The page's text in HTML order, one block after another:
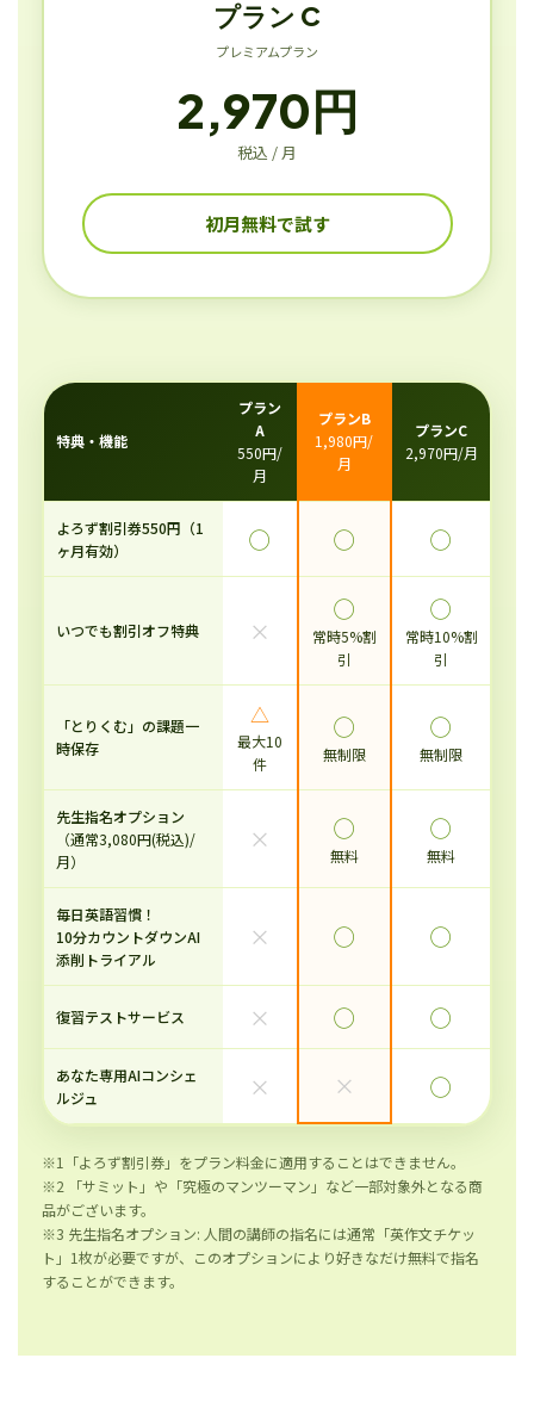
プラン C
プレミアムプラン
2,970円
税込 / 月
初月無料で試す
特典・機能
プラン
A
550円/
月
プランB
1,980円/
月
プランC
2,970円/月
よろず割引券550円（1
ヶ月有効）
◯ ◯ ◯
いつでも割引オフ特典 ×
◯
常時5%割
引
◯
常時10%割
引
「とりくむ」の課題一
時保存
△
最大10
件
◯
無制限
◯
無制限
先生指名オプション
（通常3,080円(税込)/
月）
× ◯
無料
◯
無料
毎日英語習慣！
10分カウントダウンAI
添削トライアル
× ◯ ◯
復習テストサービス × ◯ ◯
あなた専用AIコンシェ
ルジュ
× × ◯
※1「よろず割引券」をプラン料金に適用することはできません。
※2 「サミット」や「究極のマンツーマン」など一部対象外となる商
品がございます。
※3 先生指名オプション: 人間の講師の指名には通常「英作文チケッ
ト」1枚が必要ですが、このオプションにより好きなだけ無料で指名
することができます。